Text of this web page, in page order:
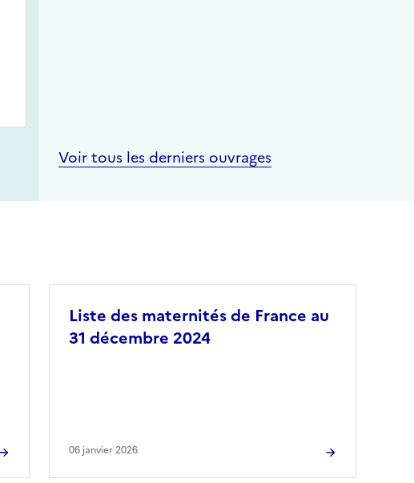
Voir tous les derniers ouvrages
Liste des maternités de France au
31 décembre 2024
06 janvier 2026